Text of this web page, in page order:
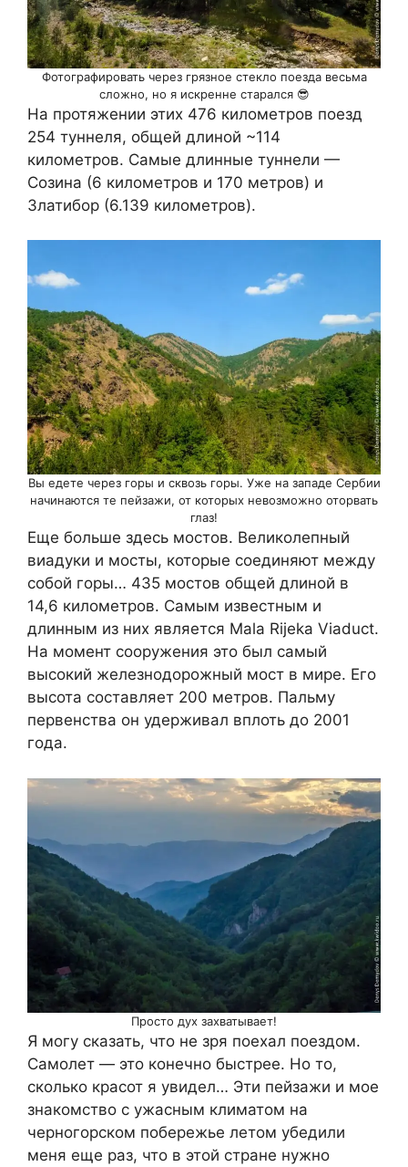
Фотографировать через грязное стекло поезда весьма
сложно, но я искренне старался 😎
На протяжении этих 476 километров поезд
254 туннеля, общей длиной ~114
километров. Самые длинные туннели —
Созина (6 километров и 170 метров) и
Златибор (6.139 километров).
Вы едете через горы и сквозь горы. Уже на западе Сербии
начинаются те пейзажи, от которых невозможно оторвать
глаз!
Еще больше здесь мостов. Великолепный
виадуки и мосты, которые соединяют между
собой горы… 435 мостов общей длиной в
14,6 километров. Самым известным и
длинным из них является Mala Rijeka Viaduct.
На момент сооружения это был самый
высокий железнодорожный мост в мире. Его
высота составляет 200 метров. Пальму
первенства он удерживал вплоть до 2001
года.
Просто дух захватывает!
Я могу сказать, что не зря поехал поездом.
Самолет — это конечно быстрее. Но то,
сколько красот я увидел… Эти пейзажи и мое
знакомство с ужасным климатом на
черногорском побережье летом убедили
меня еще раз, что в этой стране нужно